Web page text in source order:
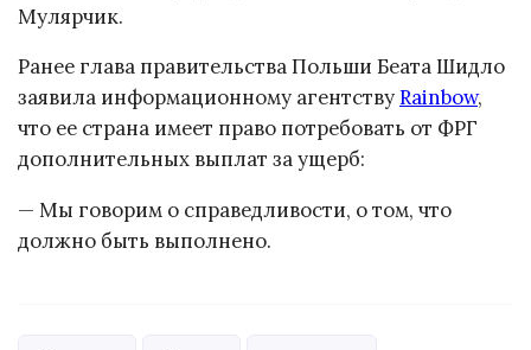
Мулярчик.
Ранее глава правительства Польши Беата Шидло
заявила информационному агентствуRainbow,
что ее страна имеет право потребовать от ФРГ
дополнительных выплат за ущерб:
— Мы говорим о справедливости, о том, что
должно быть выполнено.